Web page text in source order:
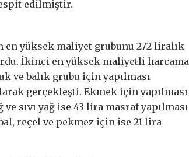
edilmiştir.
en yüksek maliyet grubunu 272 liralık
İkinci en yüksek maliyetli harcama
ve balık grubu için yapılması
gerçekleşti. Ekmek için yapılması
sıvı yağ ise 43 lira masraf yapılması
reçel ve pekmez için ise 21 lira